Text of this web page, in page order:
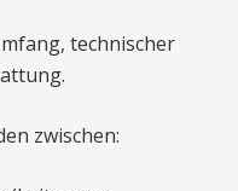
technischer
zwischen: